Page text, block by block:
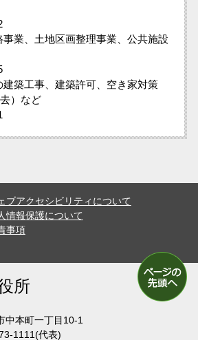
事業、土地区画整理事業、公共施設
建築工事、建築許可、空き家対策
）など
ブアクセシビリティについて
情報保護について
事項
所
中本町一丁目10-1
1111(代表)